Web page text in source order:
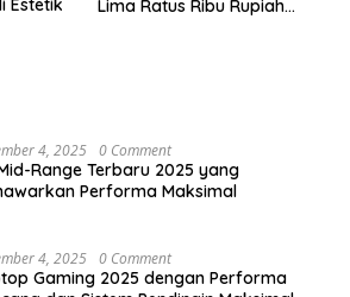
Estetik
Lima Ratus Ribu Rupiah
4, 2025 0 Comment
Range Terbaru 2025 yang
Performa Maksimal
4, 2025 0 Comment
Gaming 2025 dengan Performa